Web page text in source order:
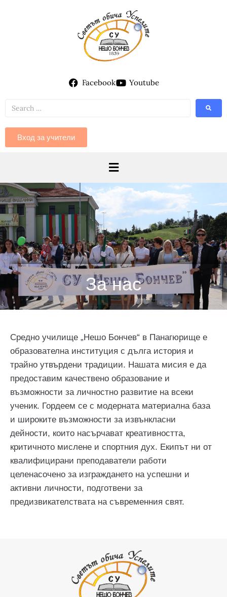
Facebook Youtube
Вход за учители
За нас
Средно училище „Нешо Бончев“ в Панагюрище е
образователна институция с дълга история и
трайно утвърдени традиции. Нашата мисия е да
предоставим качествено образование и
възможности за личностно развитие на всеки
ученик. Гордеем се с модерната материална база
и широките възможности за извънкласни
дейности, които насърчават креативността,
критичното мислене и спортния дух. Екипът ни от
квалифицирани преподаватели работи
целенасочено за изграждането на успешни и
активни личности, подготвени за
предизвикателствата на съвременния свят.